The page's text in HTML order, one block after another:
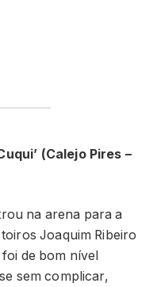
(Calejo Pires –
na arena para a
Joaquim Ribeiro
foi de bom nível
sem complicar,